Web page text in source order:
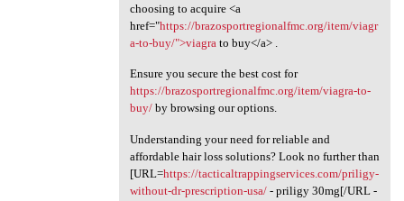
choosing to acquire <a
href="https://brazosportregionalfmc.org/item/viagr
a-to-buy/">viagra to buy</a> .
Ensure you secure the best cost for
https://brazosportregionalfmc.org/item/viagra-to-
buy/by browsing our options.
Understanding your need for reliable and
affordable hair loss solutions? Look no further than
[URL=https://tacticaltrappingservices.com/priligy-
without-dr-prescription-usa/- priligy 30mg[/URL -